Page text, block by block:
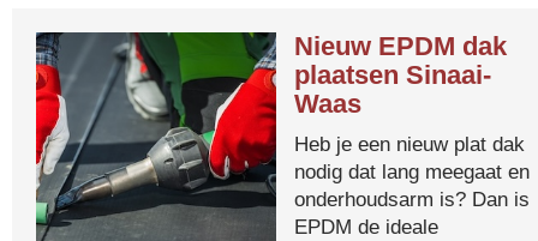
Nieuw EPDM dak
plaatsen Sinaai-
Waas
Heb je een nieuw plat dak
nodig dat lang meegaat en
onderhoudsarm is? Dan is
EPDM de ideale